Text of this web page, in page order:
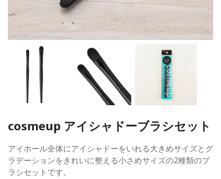
cosmeup アイシャドーブラシセット
アイホール全体にアイシャドーをいれる大きめサイズとグ
ラデーションをきれいに整える小さめサイズの2種類のブ
ラシセットです。